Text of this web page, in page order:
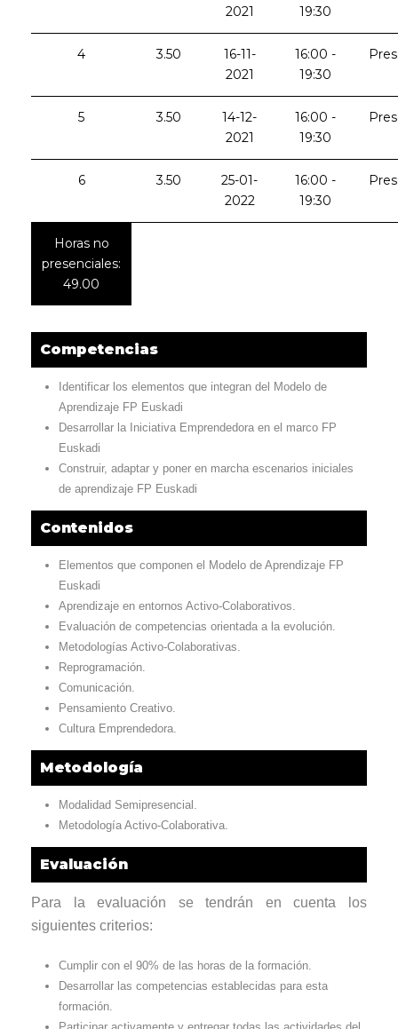
2021
19:30
4 3.50
16-11-
2021
16:00 -
19:30
5 3.50
14-12-
2021
16:00 -
19:30
6 3.50
25-01-
2022
16:00 -
19:30
Horas no
presenciales:
49.00
Competencias
Identificar los elementos que integran del Modelo de
Aprendizaje FP Euskadi
Desarrollar la Iniciativa Emprendedora en el marco FP
Euskadi
Construir, adaptar y poner en marcha escenarios iniciales
de aprendizaje FP Euskadi
Contenidos
Elementos que componen el Modelo de Aprendizaje FP
Euskadi
Aprendizaje en entornos Activo-Colaborativos.
Evaluación de competencias orientada a la evolución.
Metodologías Activo-Colaborativas.
Reprogramación.
Comunicación.
Pensamiento Creativo.
Cultura Emprendedora.
Metodología
Modalidad Semipresencial.
Metodología Activo-Colaborativa.
Evaluación
Para la evaluación se tendrán en cuenta los
siguientes criterios:
Cumplir con el 90% de las horas de la formación.
Desarrollar las competencias establecidas para esta
formación.